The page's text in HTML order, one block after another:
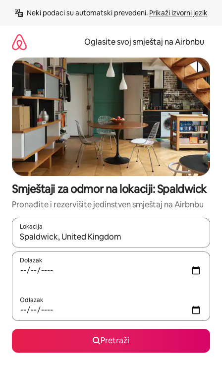
Neki podaci su automatski prevedeni. Prikaži izvorni jezik
Oglasite svoj smještaj na Airbnbu
Smještaji za odmor na lokaciji: Spaldwick
Pronađite i rezervišite jedinstven smještaj na Airbnbu
Lokacija
Kad rezultati budu dostupni, krećite se gore i dolje pomoću
Dolazak
Odlazak
Pretraži